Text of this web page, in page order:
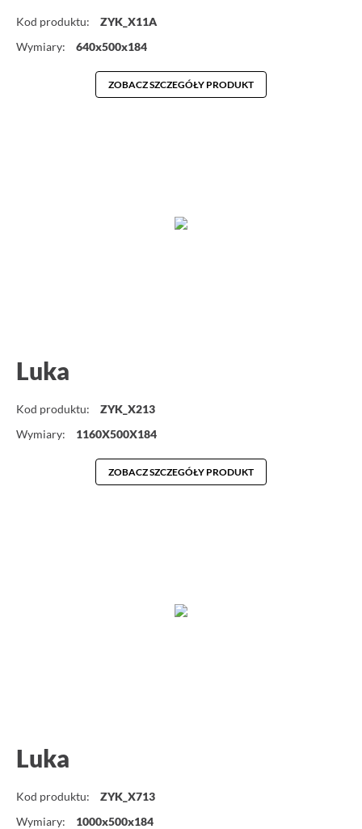
Kod produktu:
ZYK_X11A
Wymiary:
640x500x184
ZOBACZ SZCZEGÓŁY PRODUKT
Luka
Kod produktu:
ZYK_X213
Wymiary:
1160X500X184
ZOBACZ SZCZEGÓŁY PRODUKT
Luka
Kod produktu:
ZYK_X713
Wymiary:
1000x500x184